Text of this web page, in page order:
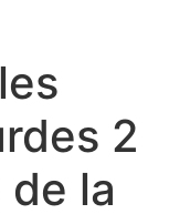
2
de la